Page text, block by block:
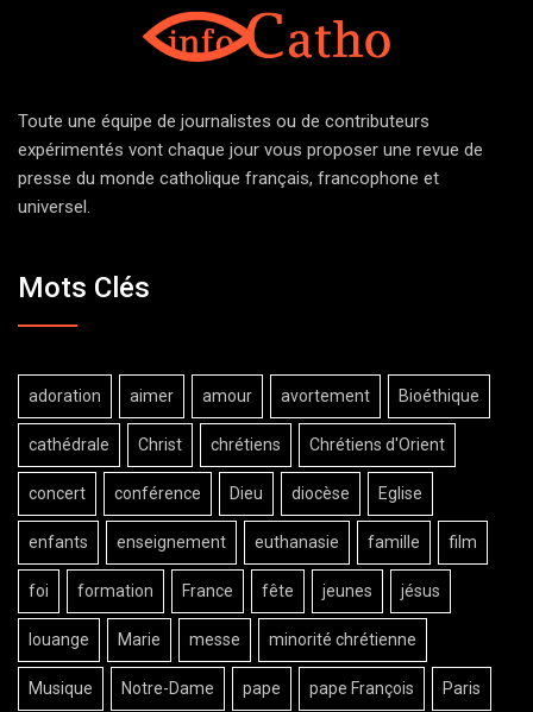
Toute une équipe de journalistes ou de contributeurs
expérimentés vont chaque jour vous proposer une revue de
presse du monde catholique français, francophone et
universel.
Mots Clés
adoration aimer amour avortement Bioéthique
cathédrale Christ chrétiens Chrétiens d'Orient
concert conférence Dieu diocèse Eglise
enfants enseignement euthanasie famille film
foi formation France fête jeunes jésus
louange Marie messe minorité chrétienne
Musique Notre-Dame pape pape François Paris